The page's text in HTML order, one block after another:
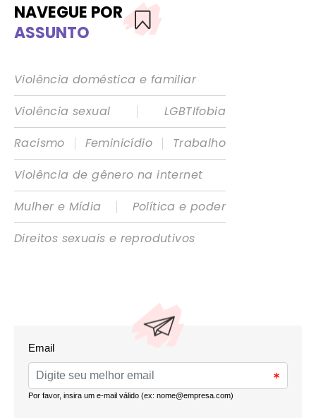
NAVEGUE POR
ASSUNTO
Violência doméstica e familiar
Violência sexual
|
LGBTIfobia
Racismo
| Feminicídio |
Trabalho
Violência de gênero na internet
Mulher e Mídia
|
Política e poder
Direitos sexuais e reprodutivos